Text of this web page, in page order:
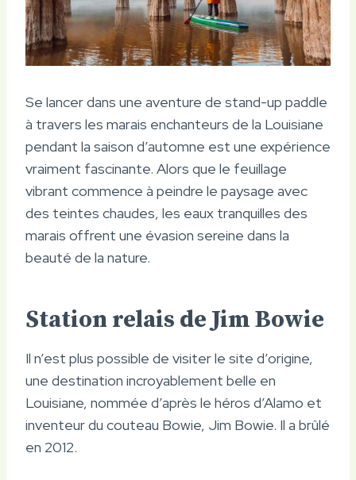
Se lancer dans une aventure de stand-up paddle
à travers les marais enchanteurs de la Louisiane
pendant la saison d’automne est une expérience
vraiment fascinante. Alors que le feuillage
vibrant commence à peindre le paysage avec
des teintes chaudes, les eaux tranquilles des
marais offrent une évasion sereine dans la
beauté de la nature.
Station relais de Jim Bowie
Il n’est plus possible de visiter le site d’origine,
une destination incroyablement belle en
Louisiane, nommée d’après le héros d’Alamo et
inventeur du couteau Bowie, Jim Bowie. Il a brûlé
en 2012.